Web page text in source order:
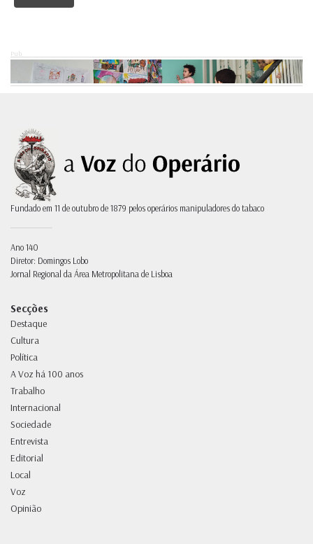
Pub.
Fundado em 11 de outubro de 1879 pelos operários manipuladores do tabaco
Ano 140
Diretor: Domingos Lobo
Jornal Regional da Área Metropolitana de Lisboa
Secções
Destaque
Cultura
Política
A Voz há 100 anos
Trabalho
Internacional
Sociedade
Entrevista
Editorial
Local
Voz
Opinião